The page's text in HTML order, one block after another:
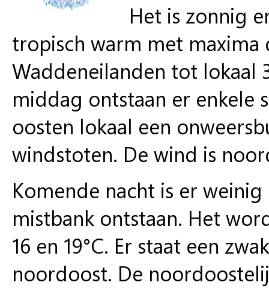
Het is zonnig
tropisch warm met maxima
Waddeneilanden tot lokaal
middag ontstaan er enkele
oosten lokaal een
windstoten. De wind is
Komende nacht is er
mistbank ontstaan. Het
16 en 19°C. Er staat een
noordoost. De